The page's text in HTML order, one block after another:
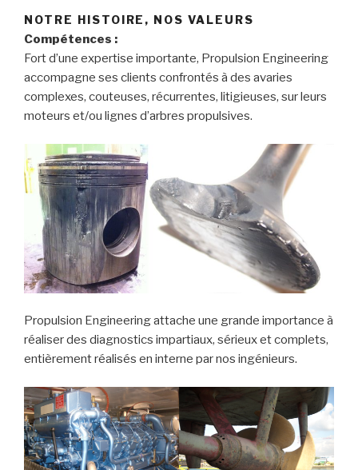
NOTRE HISTOIRE, NOS VALEURS
Compétences :
Fort d’une expertise importante, Propulsion Engineering
accompagne ses clients confrontés à des avaries
complexes, couteuses, récurrentes, litigieuses, sur leurs
moteurs et/ou lignes d’arbres propulsives.
Propulsion Engineering attache une grande importance à
réaliser des diagnostics impartiaux, sérieux et complets,
entièrement réalisés en interne par nos ingénieurs.